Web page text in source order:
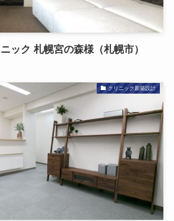
ック 札幌宮の森様（札幌市）
クリニック新築設計